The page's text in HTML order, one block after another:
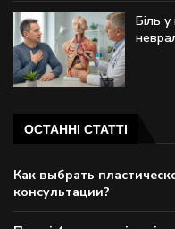
Біль
ОСТАННІ СТАТТІ
Как выбрать
консультации?